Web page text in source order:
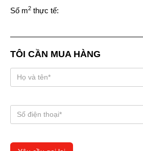
Số m2 thực tế:
TÔI CẦN MUA HÀNG